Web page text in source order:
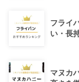
フライ
い・長
マヌカ